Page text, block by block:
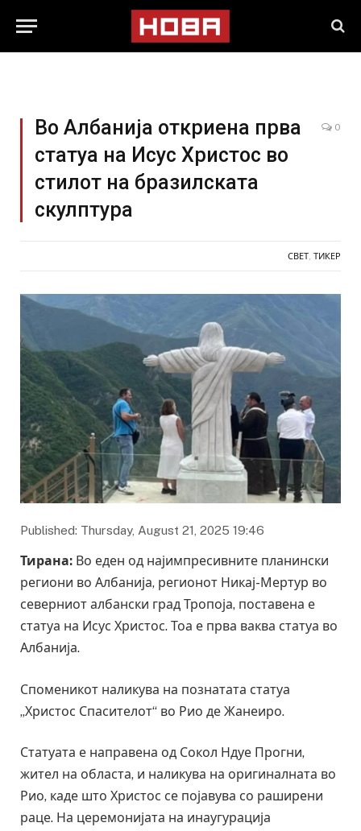
Во Албанија откриена прва
статуа на Исус Христос во
стилот на бразилската
скулптура
0
СВЕТ ТИКЕР
Published: Thursday, August 21, 2025 19:46
Тирана: Во еден од најимпресивните планински
региони во Албанија, регионот Никај-Мертур во
северниот албански град Тропоја, поставена е
статуа на Исус Христос. Тоа е прва ваква статуа во
Албанија.
Споменикот наликува на познатата статуа
„Христос Спасителот“ во Рио де Жанеиро.
Статуата е направена од Сокол Ндуе Прогни,
жител на областа, и наликува на оригиналната во
Рио, каде што Христос се појавува со раширени
раце. На церемонијата на инаугурација